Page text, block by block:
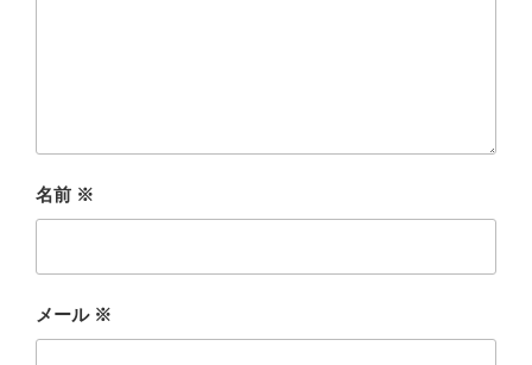
名前 ※
メール ※